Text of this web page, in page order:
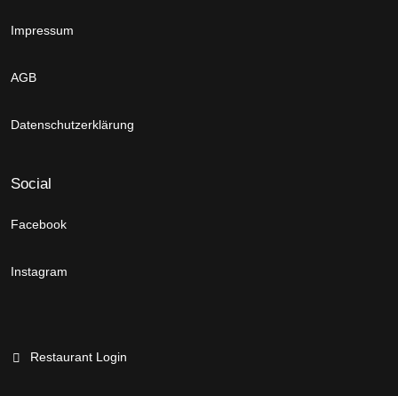
Impressum
AGB
Datenschutzerklärung
Social
Facebook
Instagram
Restaurant Login